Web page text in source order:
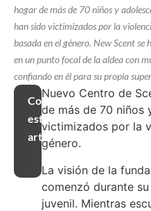
hogar de más de 70 niños y
han sido victimizados por la
basada en el género. New Scent se
en un punto focal de la aldea con
confiando en él para su propia
Compartir
este
artículo
Nuevo Centro de
de más de 70 niños
victimizados por la
género.
La visión de la
comenzó durante
juvenil. Mientras